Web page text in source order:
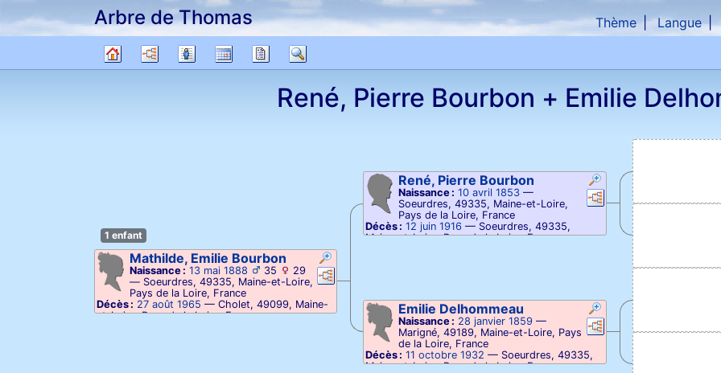
Passer au contenu
Arbre de Thomas Thème Langue
Diagrammes
Listes CalendrierRapports
René, Pierre Bourbon + Emilie
1 enfant
LiensLiens
Mathilde, Emilie Bourbon
Naissance : 13 mai 1888 35
29
— Soeurdres, 49335, Maine-et-Loire,
Pays de la Loire, France
Décès : 27 août 1965 — Cholet, 49099, Maine-
et-Loire, Pays de la Loire, France
LiensLiens
René, Pierre Bourbon
Naissance : 10 avril 1853 —
Soeurdres, 49335, Maine-et-Loire,
Pays de la Loire, France
Décès : 12 juin 1916 — Soeurdres, 49335,
Maine-et-Loire, Pays de la Loire, France
LiensLiens
Emilie Delhommeau
Naissance : 28 janvier 1859 —
Marigné, 49189, Maine-et-Loire, Pays
de la Loire, France
Décès : 11 octobre 1932 — Soeurdres, 49335,
Maine-et-Loire, Pays de la Loire, France